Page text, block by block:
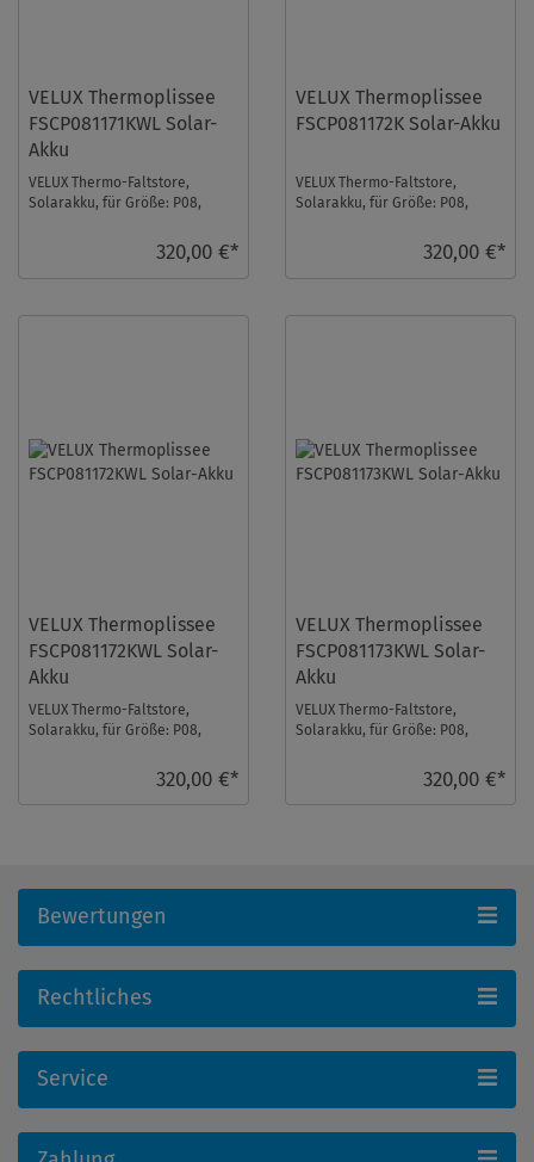
VELUX Thermoplissee
FSCP081171KWL Solar-
Akku
VELUX Thermo-Faltstore,
Solarakku, für Größe: P08,
Schiene, io-homecontr ...320,00 €*
VELUX Thermoplissee
FSCP081172K Solar-Akku
VELUX Thermo-Faltstore,
Solarakku, für Größe: P08,
320,00 €*
VELUX Thermoplissee
FSCP081172KWL Solar-
Akku
VELUX Thermo-Faltstore,
Solarakku, für Größe: P08,
Schiene, io-homecontr ...320,00 €*
VELUX Thermoplissee
FSCP081173KWL Solar-
Akku
VELUX Thermo-Faltstore,
Solarakku, für Größe: P08,
320,00 €*
Bewertungen
Rechtliches
Service